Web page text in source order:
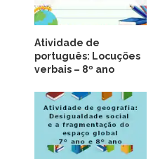
Atividade de
português: Locuções
verbais – 8º ano